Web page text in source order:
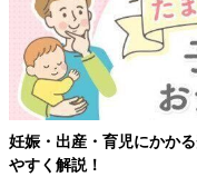
妊娠・出産・育児にかか
やすく解説！